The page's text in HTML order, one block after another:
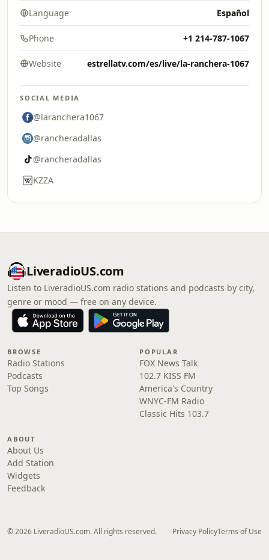
Language Español
Phone +1 214-787-1067
Website estrellatv.com/es/live/la-ranchera-1067
SOCIAL MEDIA
@laranchera1067
@rancheradallas
@rancheradallas
KZZA
LiveradioUS.com
Listen to LiveradioUS.com radio stations and podcasts by city,
genre or mood — free on any device.
BROWSE
Radio Stations
Podcasts
Top Songs
POPULAR
FOX News Talk
102.7 KISS FM
America's Country
WNYC-FM Radio
Classic Hits 103.7
ABOUT
About Us
Add Station
Widgets
Feedback
© 2026 LiveradioUS.com. All rights reserved. Privacy PolicyTerms of Use